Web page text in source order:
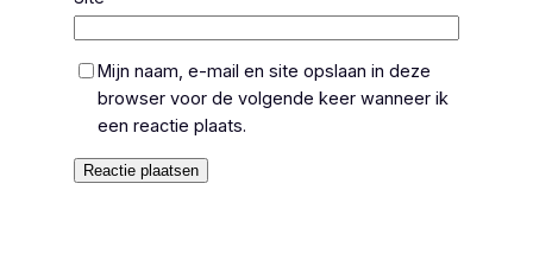
Mijn naam, e-mail en site opslaan in deze
browser voor de volgende keer wanneer ik
een reactie plaats.